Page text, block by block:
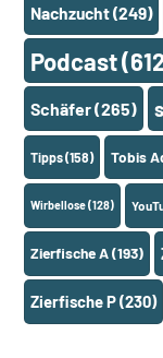
Nachzucht(249)
Podcast
Schäfer(265)
Tipps(158) Tobis
Wirbellose(128)
Zierfische A(193)
Zierfische P(230)